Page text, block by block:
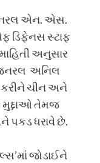
એન. એસ.
ડિફેનસ સ્ટાફ
અનુસાર
જનરલ અનિલ
કરીને ચીન અને
મુદ્દાઓ તેમજ
પકડ ધરાવે છે.
જોડાઈને